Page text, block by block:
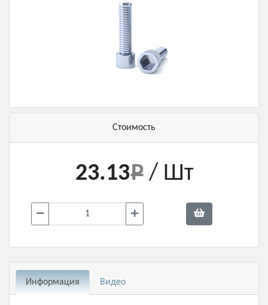
Стоимость
23.13 / Шт
Информация Видео